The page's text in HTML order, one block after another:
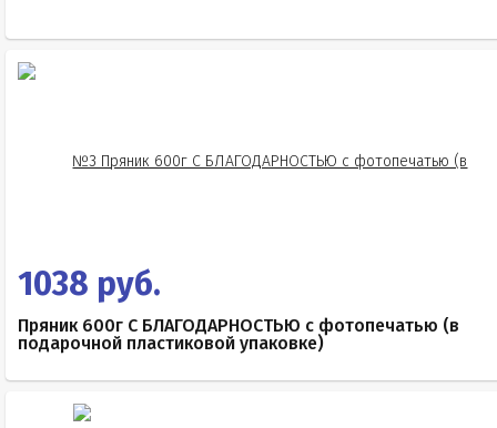
1038 руб.
Пряник 600г С БЛАГОДАРНОСТЬЮ с фотопечатью (в
подарочной пластиковой упаковке)